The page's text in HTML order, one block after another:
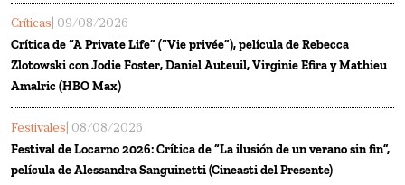
Críticas | 09/08/2026
Crítica de “A Private Life” (“Vie privée”), película de Rebecca
Zlotowski con Jodie Foster, Daniel Auteuil, Virginie Efira y Mathieu
Amalric (HBO Max)
Festivales | 08/08/2026
Festival de Locarno 2026: Crítica de “La ilusión de un verano sin fin”,
película de Alessandra Sanguinetti (Cineasti del Presente)